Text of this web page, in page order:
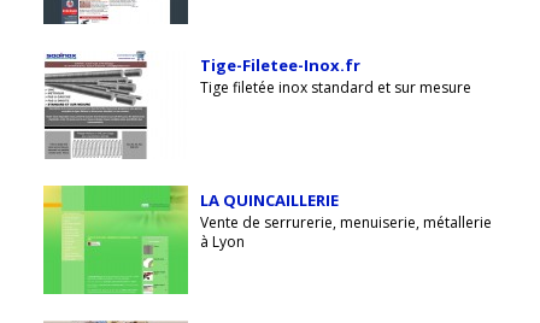
Tige-Filetee-Inox.fr
Tige filetée inox standard et sur mesure
LA QUINCAILLERIE
Vente de serrurerie, menuiserie, métallerie
à Lyon